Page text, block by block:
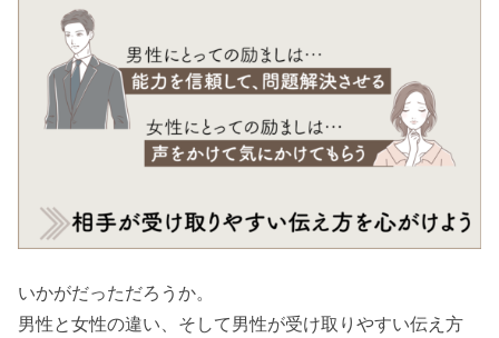
いかがだっただろうか。
男性と女性の違い、そして男性が受け取りやすい伝え方